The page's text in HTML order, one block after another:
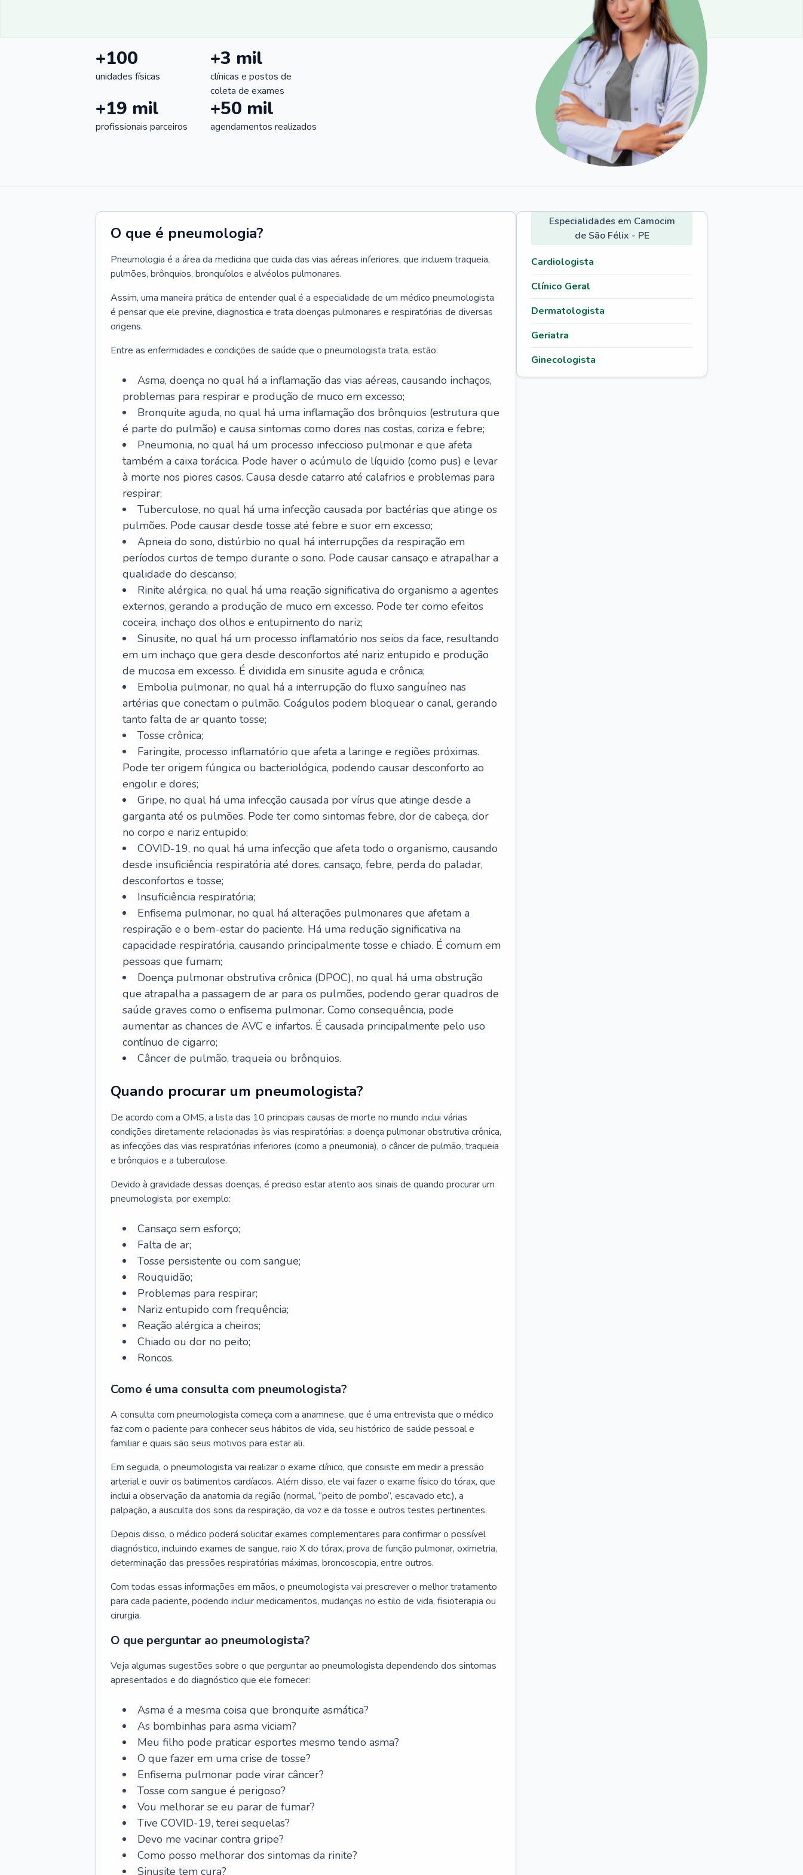
+100
unidades físicas
+3 mil
clínicas e postos de
coleta de exames
+19 mil
profissionais parceiros
+50 mil
agendamentos realizados
O que é pneumologia?
Pneumologia é a área da medicina que cuida das vias aéreas inferiores, que incluem traqueia,
pulmões, brônquios, bronquíolos e alvéolos pulmonares.
Assim, uma maneira prática de entender qual é a especialidade de um médico pneumologista
é pensar que ele previne, diagnostica e trata doenças pulmonares e respiratórias de diversas
origens.
Entre as enfermidades e condições de saúde que o pneumologista trata, estão:
Asma, doença no qual há a inflamação das vias aéreas, causando inchaços,
problemas para respirar e produção de muco em excesso;
Bronquite aguda, no qual há uma inflamação dos brônquios (estrutura que
é parte do pulmão) e causa sintomas como dores nas costas, coriza e febre;
Pneumonia, no qual há um processo infeccioso pulmonar e que afeta
também a caixa torácica. Pode haver o acúmulo de líquido (como pus) e levar
à morte nos piores casos. Causa desde catarro até calafrios e problemas para
respirar;
Tuberculose, no qual há uma infecção causada por bactérias que atinge os
pulmões. Pode causar desde tosse até febre e suor em excesso;
Apneia do sono, distúrbio no qual há interrupções da respiração em
períodos curtos de tempo durante o sono. Pode causar cansaço e atrapalhar a
qualidade do descanso;
Rinite alérgica, no qual há uma reação significativa do organismo a agentes
externos, gerando a produção de muco em excesso. Pode ter como efeitos
coceira, inchaço dos olhos e entupimento do nariz;
Sinusite, no qual há um processo inflamatório nos seios da face, resultando
em um inchaço que gera desde desconfortos até nariz entupido e produção
de mucosa em excesso. É dividida em sinusite aguda e crônica;
Embolia pulmonar, no qual há a interrupção do fluxo sanguíneo nas
artérias que conectam o pulmão. Coágulos podem bloquear o canal, gerando
tanto falta de ar quanto tosse;
Tosse crônica;
Faringite, processo inflamatório que afeta a laringe e regiões próximas.
Pode ter origem fúngica ou bacteriológica, podendo causar desconforto ao
engolir e dores;
Gripe, no qual há uma infecção causada por vírus que atinge desde a
garganta até os pulmões. Pode ter como sintomas febre, dor de cabeça, dor
no corpo e nariz entupido;
COVID-19, no qual há uma infecção que afeta todo o organismo, causando
desde insuficiência respiratória até dores, cansaço, febre, perda do paladar,
desconfortos e tosse;
Insuficiência respiratória;
Enfisema pulmonar, no qual há alterações pulmonares que afetam a
respiração e o bem-estar do paciente. Há uma redução significativa na
capacidade respiratória, causando principalmente tosse e chiado. É comum em
pessoas que fumam;
Doença pulmonar obstrutiva crônica (DPOC), no qual há uma obstrução
que atrapalha a passagem de ar para os pulmões, podendo gerar quadros de
saúde graves como o enfisema pulmonar. Como consequência, pode
aumentar as chances de AVC e infartos. É causada principalmente pelo uso
contínuo de cigarro;
Câncer de pulmão, traqueia ou brônquios.
Quando procurar um pneumologista?
De acordo com a OMS, a lista das 10 principais causas de morte no mundo inclui várias
condições diretamente relacionadas às vias respiratórias: a doença pulmonar obstrutiva crônica,
as infecções das vias respiratórias inferiores (como a pneumonia), o câncer de pulmão, traqueia
e brônquios e a tuberculose.
Devido à gravidade dessas doenças, é preciso estar atento aos sinais de quando procurar um
pneumologista, por exemplo:
Cansaço sem esforço;
Falta de ar;
Tosse persistente ou com sangue;
Rouquidão;
Problemas para respirar;
Nariz entupido com frequência;
Reação alérgica a cheiros;
Chiado ou dor no peito;
Roncos.
Como é uma consulta com pneumologista?
A consulta com pneumologista começa com a anamnese, que é uma entrevista que o médico
faz com o paciente para conhecer seus hábitos de vida, seu histórico de saúde pessoal e
familiar e quais são seus motivos para estar ali.
Em seguida, o pneumologista vai realizar o exame clínico, que consiste em medir a pressão
arterial e ouvir os batimentos cardíacos. Além disso, ele vai fazer o exame físico do tórax, que
inclui a observação da anatomia da região (normal, “peito de pombo”, escavado etc.), a
palpação, a ausculta dos sons da respiração, da voz e da tosse e outros testes pertinentes.
Depois disso, o médico poderá solicitar exames complementares para confirmar o possível
diagnóstico, incluindo exames de sangue, raio X do tórax, prova de função pulmonar, oximetria,
determinação das pressões respiratórias máximas, broncoscopia, entre outros.
Com todas essas informações em mãos, o pneumologista vai prescrever o melhor tratamento
para cada paciente, podendo incluir medicamentos, mudanças no estilo de vida, fisioterapia ou
cirurgia.
O que perguntar ao pneumologista?
Veja algumas sugestões sobre o que perguntar ao pneumologista dependendo dos sintomas
apresentados e do diagnóstico que ele fornecer:
Asma é a mesma coisa que bronquite asmática?
As bombinhas para asma viciam?
Meu filho pode praticar esportes mesmo tendo asma?
O que fazer em uma crise de tosse?
Enfisema pulmonar pode virar câncer?
Tosse com sangue é perigoso?
Vou melhorar se eu parar de fumar?
Tive COVID-19, terei sequelas?
Devo me vacinar contra gripe?
Como posso melhorar dos sintomas da rinite?
Sinusite tem cura?
Especialidades em Camocim
de São Félix - PE
Cardiologista
Clínico Geral
Dermatologista
Geriatra
Ginecologista